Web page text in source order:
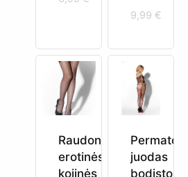
9,99 €
Raudonos
erotinės
kojinės
juodas